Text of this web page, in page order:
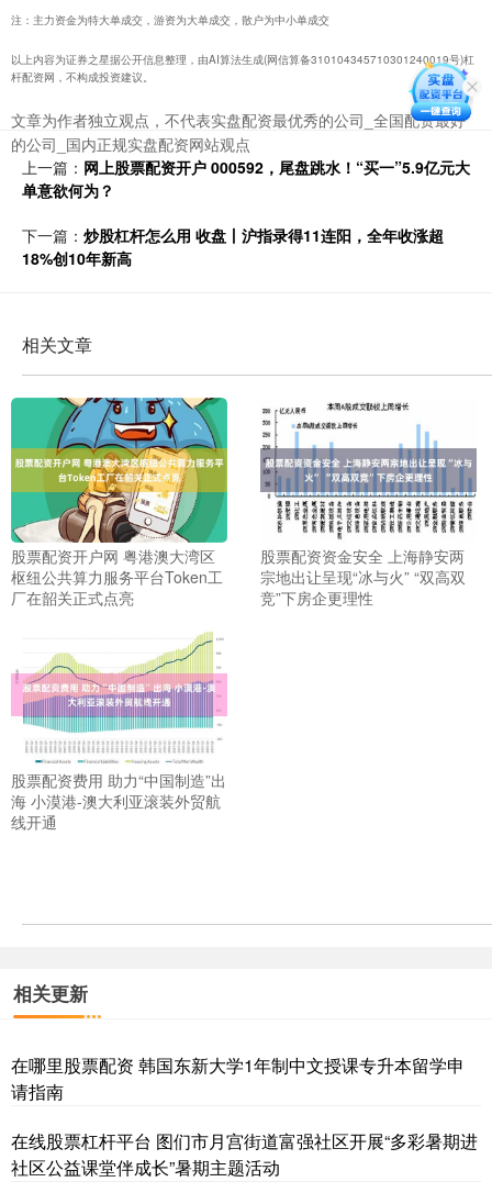
注：主力资金为特大单成交，游资为大单成交，散户为中小单成交
以上内容为证券之星据公开信息整理，由AI算法生成(网信算备310104345710301240019号)杠
杆配资网，不构成投资建议。
文章为作者独立观点，不代表实盘配资最优秀的公司_全国配资最好
的公司_国内正规实盘配资网站观点
上一篇： 网上股票配资开户 000592，尾盘跳水！“买一”5.9亿元大
单意欲何为？
下一篇： 炒股杠杆怎么用 收盘丨沪指录得11连阳，全年收涨超
18%创10年新高
相关文章
股票配资开户网 粤港澳大湾区
枢纽公共算力服务平台Token工
厂在韶关正式点亮
股票配资资金安全 上海静安两
宗地出让呈现“冰与火” “双高双
竞”下房企更理性
股票配资费用 助力“中国制造”出
海 小漠港-澳大利亚滚装外贸航
线开通
相关更新
在哪里股票配资 韩国东新大学1年制中文授课专升本留学申
请指南
在线股票杠杆平台 图们市月宫街道富强社区开展“多彩暑期进
社区公益课堂伴成长”暑期主题活动